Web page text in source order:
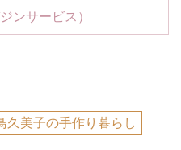
ンサービス）
久美子の手作り暮らし